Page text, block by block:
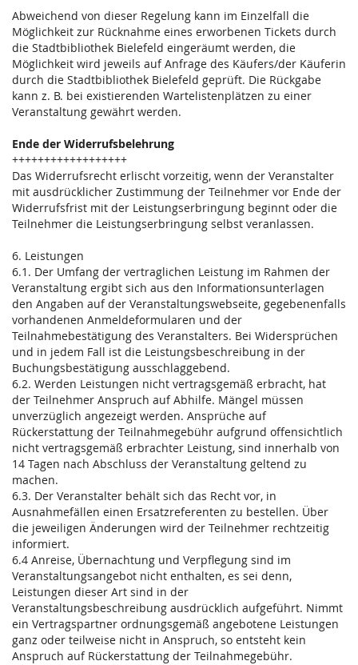
Abweichend von dieser Regelung kann im Einzelfall die
Möglichkeit zur Rücknahme eines erworbenen Tickets durch
die Stadtbibliothek Bielefeld eingeräumt werden, die
Möglichkeit wird jeweils auf Anfrage des Käufers/der Käuferin
durch die Stadtbibliothek Bielefeld geprüft. Die Rückgabe
kann z. B. bei existierenden Wartelistenplätzen zu einer
Veranstaltung gewährt werden.
Ende der Widerrufsbelehrung
++++++++++++++++++
Das Widerrufsrecht erlischt vorzeitig, wenn der Veranstalter
mit ausdrücklicher Zustimmung der Teilnehmer vor Ende der
Widerrufsfrist mit der Leistungserbringung beginnt oder die
Teilnehmer die Leistungserbringung selbst veranlassen.
6. Leistungen
6.1. Der Umfang der vertraglichen Leistung im Rahmen der
Veranstaltung ergibt sich aus den Informationsunterlagen
den Angaben auf der Veranstaltungswebseite, gegebenenfalls
vorhandenen Anmeldeformularen und der
Teilnahmebestätigung des Veranstalters. Bei Widersprüchen
und in jedem Fall ist die Leistungsbeschreibung in der
Buchungsbestätigung ausschlaggebend.
6.2. Werden Leistungen nicht vertragsgemäß erbracht, hat
der Teilnehmer Anspruch auf Abhilfe. Mängel müssen
unverzüglich angezeigt werden. Ansprüche auf
Rückerstattung der Teilnahmegebühr aufgrund offensichtlich
nicht vertragsgemäß erbrachter Leistung, sind innerhalb von
14 Tagen nach Abschluss der Veranstaltung geltend zu
machen.
6.3. Der Veranstalter behält sich das Recht vor, in
Ausnahmefällen einen Ersatzreferenten zu bestellen. Über
die jeweiligen Änderungen wird der Teilnehmer rechtzeitig
informiert.
6.4 Anreise, Übernachtung und Verpflegung sind im
Veranstaltungsangebot nicht enthalten, es sei denn,
Leistungen dieser Art sind in der
Veranstaltungsbeschreibung ausdrücklich aufgeführt. Nimmt
ein Vertragspartner ordnungsgemäß angebotene Leistungen
ganz oder teilweise nicht in Anspruch, so entsteht kein
Anspruch auf Rückerstattung der Teilnahmegebühr.